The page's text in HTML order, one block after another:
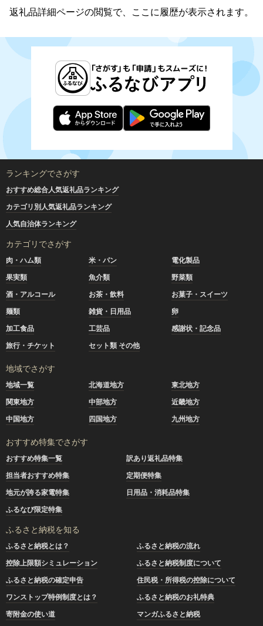
返礼品詳細ページの閲覧で、ここに履歴が表示されます。
ランキングでさがす
おすすめ総合人気返礼品ランキング
カテゴリ別人気返礼品ランキング
人気自治体ランキング
カテゴリでさがす
肉・ハム類 米・パン
電化製品
果実類
魚介類
野菜類
酒・アルコール
お茶・飲料
お菓子・スイーツ
麺類
雑貨・日用品
卵
加工食品
工芸品
感謝状・記念品
旅行・チケット
セット類 その他
地域でさがす
地域一覧 北海道地方
東北地方
関東地方
中部地方
近畿地方
中国地方
四国地方 九州地方
おすすめ特集でさがす
おすすめ特集一覧
訳あり返礼品特集
担当者おすすめ特集
定期便特集
地元が誇る家電特集
日用品・消耗品特集
ふるなび限定特集
ふるさと納税を知る
ふるさと納税とは？
ふるさと納税の流れ
控除上限額シミュレーション
ふるさと納税制度について
ふるさと納税の確定申告
住民税・所得税の控除について
ワンストップ特例制度とは？
ふるさと納税のお礼特典
寄附金の使い道
マンガふるさと納税